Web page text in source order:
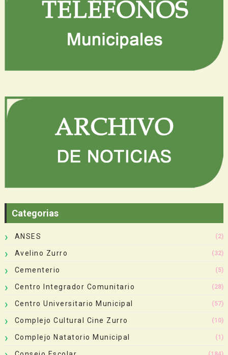
Categorias
ANSES (2)
Avelino Zurro (32)
Cementerio (5)
Centro Integrador Comunitario (28)
Centro Universitario Municipal (57)
Complejo Cultural Cine Zurro (10)
Complejo Natatorio Municipal (1)